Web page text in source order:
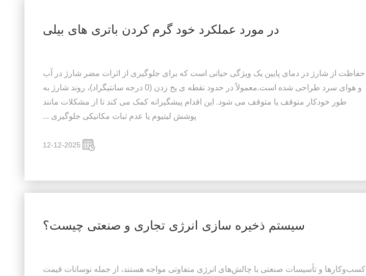
در مورد عملکرد خود گرم کردن باتری های بیلی
حفاظت از شارژ در دمای پایین یک ویژگی حیاتی است که برای جلوگیری از اثرات مضر شارژ در آب
و هوای سرد طراحی شده است.معمولاً در حدود نقطه ی یخ زدن (0 درجه سانتیگراد)، روند شارژ به
طور خودکار متوقف یا متوقف می شود. این اقدام پیشگیرانه کمک می کند تا از مشکلات مانند
پوشش لیتیوم یا عدم ثبات مکانیکی جلوگیری ...
12-12-2025
سیستم ذخیره سازی انرژی تجاری و صنعتی چیست؟
کسب‌وکارها و تأسیسات صنعتی با چالش‌های انرژی متفاوتی مواجه هستند، از جمله نوسانات قیمت